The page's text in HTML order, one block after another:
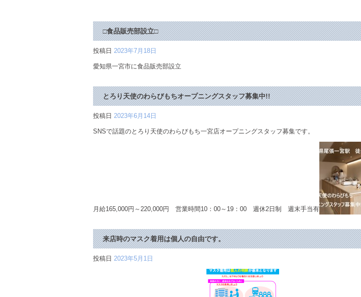
□食品販売部設立□
投稿日 2023年7月18日
愛知県一宮市に食品販売部設立
とろり天使のわらびもちオープニングスタッフ募集中!!
投稿日 2023年6月14日
SNSで話題のとろり天使のわらびもち一宮店オープニングスタッフ募集です。
月給165,000円～220,000円 営業時間10：00～19：00 週休2日制 週末手当有
来店時のマスク着用は個人の自由です。
投稿日 2023年5月1日